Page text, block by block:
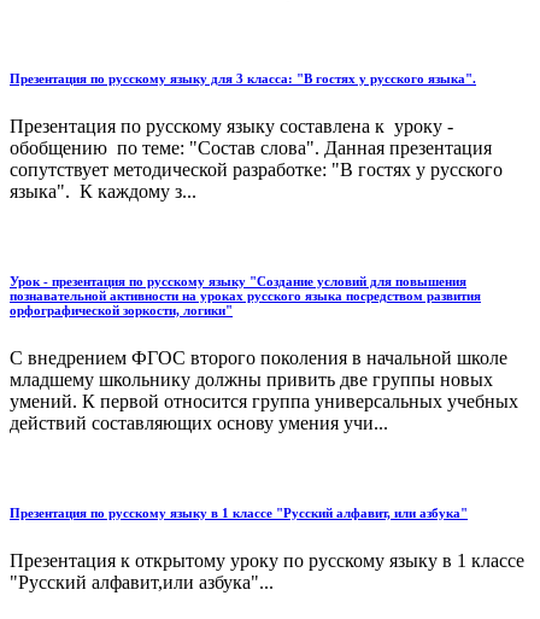
Презентация по русскому языку для 3 класса: "В гостях у русского языка".
Презентация по русскому языку составлена к уроку -
обобщению по теме: "Состав слова". Данная презентация
сопутствует методической разработке: "В гостях у русского
языка". К каждому з...
Урок - презентация по русскому языку "Cоздание условий для повышения
познавательной активности на уроках русского языка посредством развития
орфографической зоркости, логики"
С внедрением ФГОС второго поколения в начальной школе
младшему школьнику должны привить две группы новых
умений. К первой относится группа универсальных учебных
действий составляющих основу умения учи...
Презентация по русскому языку в 1 классе "Русский алфавит, или азбука"
Презентация к открытому уроку по русскому языку в 1 классе
"Русский алфавит,или азбука"...